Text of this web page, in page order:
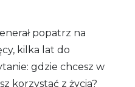
popatrz na
kilka lat do
gdzie chcesz w
korzystać z życia?